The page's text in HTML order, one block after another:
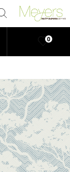
Millions of
world visit Envato to
creative assets, use
templates, learn
even hire
industry-leading
paired with
0